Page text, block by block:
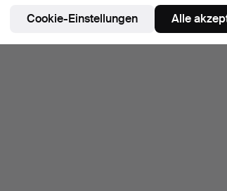
Cookie-Einstellungen Alle